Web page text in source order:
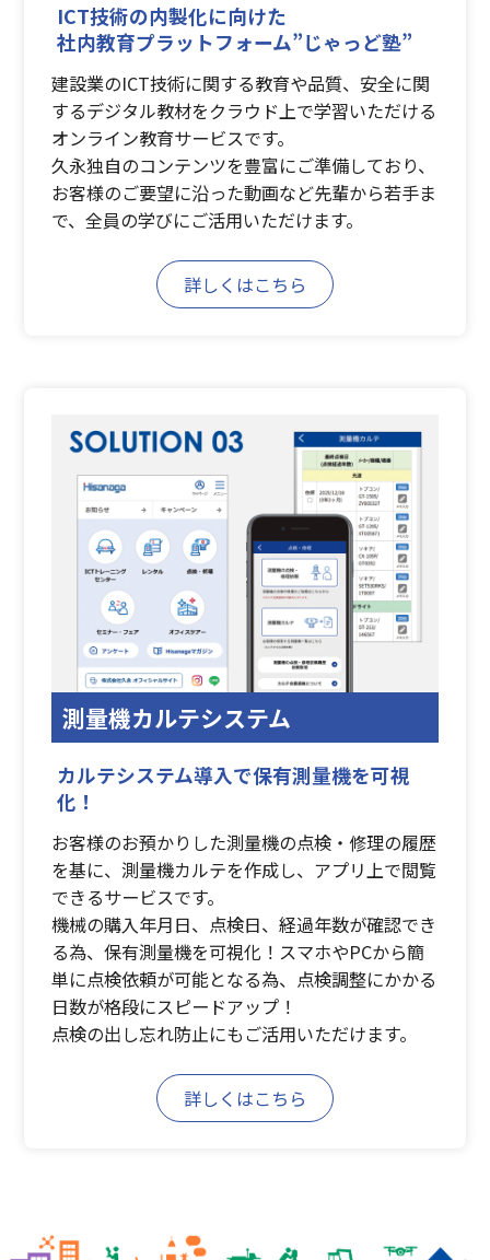
ICT技術の内製化に向けた
社内教育プラットフォーム”じゃっど塾”
建設業のICT技術に関する教育や品質、安全に関
するデジタル教材をクラウド上で学習いただける
オンライン教育サービスです。
久永独自のコンテンツを豊富にご準備しており、
お客様のご要望に沿った動画など先輩から若手ま
で、全員の学びにご活用いただけます。
詳しくはこちら
測量機カルテシステム
カルテシステム導入で保有測量機を可視
化！
お客様のお預かりした測量機の点検・修理の履歴
を基に、測量機カルテを作成し、アプリ上で閲覧
できるサービスです。
機械の購入年月日、点検日、経過年数が確認でき
る為、保有測量機を可視化！スマホやPCから簡
単に点検依頼が可能となる為、点検調整にかかる
日数が格段にスピードアップ！
点検の出し忘れ防止にもご活用いただけます。
詳しくはこちら